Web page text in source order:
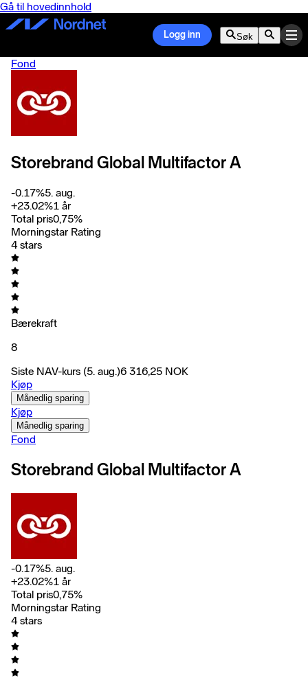
Gå til hovedinnhold
Logg inn Søk
Fond
Storebrand Global Multifactor A
-0.17%5. aug.
+23.02%1 år
Total pris0,75%
Morningstar Rating
4 stars
Bærekraft
8
Siste NAV-kurs (5. aug.)6 316,25 NOK
Kjøp
Månedlig sparing
Kjøp
Månedlig sparing
Fond
Storebrand Global Multifactor A
-0.17%5. aug.
+23.02%1 år
Total pris0,75%
Morningstar Rating
4 stars